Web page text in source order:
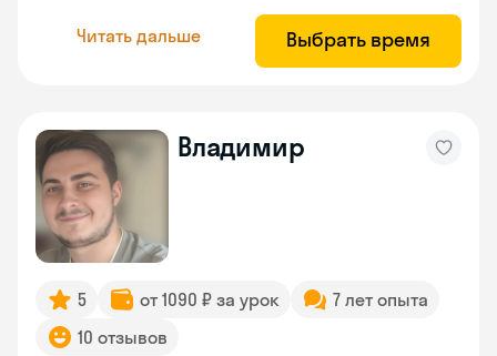
Читать дальше Выбрать время
Владимир
5 от 1090 ₽ за урок
7 лет опыта
10 отзывов